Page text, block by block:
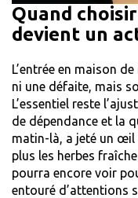
Quand
devient un
L’entrée en maison
ni une défaite, mais
L’essentiel reste
de dépendance et la
matin-là, a jeté un œil
plus les herbes
pourra encore voir
entouré d’attentions